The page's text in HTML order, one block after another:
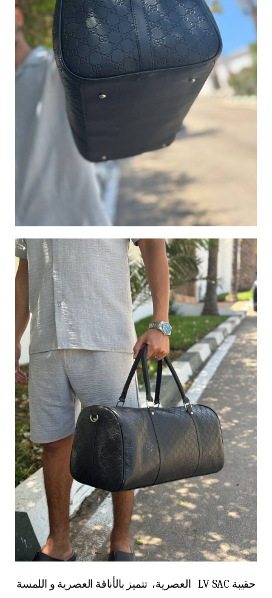
حقيبة LV SAC العصرية، تتميز بالأناقة العصرية و اللمسة